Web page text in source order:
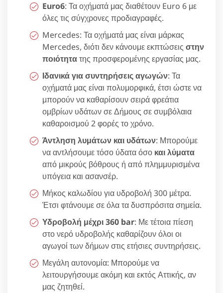
Euro6: Τα οχήματά μας διαθέτουν Euro 6 με
όλες τις σύγχρονες προδιαγραφές.
Mercedes: Τα οχήματά μας είναι μάρκας
Mercedes, διότι δεν κάνουμε εκπτώσεις στην
ποιότητατης προσφερομένης εργασίας μας.
Ιδανικά για συντηρήσεις αγωγών: Τα
οχήματά μας είναι πολυμορφικά, έτσι ώστε να
μπορούν να καθαρίσουν σειρά φρεάτια
ομβρίων υδάτων σε Δήμους σε συμβόλαια
καθαροισμού 2 φορές το χρόνο.
Άντληση λυμάτων και υδάτων: Μπορούμε
να αντλήσουμε τόσο ύδατα όσο και λύματα
από μικρούς βόθρους ή από πλημμυρισμένα
υπόγεια και ασανσέρ.
Μήκος καλωδίου για υδροβολή 300 μέτρα.
Έτσι φτάνουμε σε όλα τα δυσπρόσιτα σημεία.
Υδροβολή μέχρι 360 bar: Με τέτοια πίεση
στο νερό υδροβολής καθαρίζουν όλοι οι
αγωγοί των δήμων στις ετήσιες συντηρήσεις.
Μεγάλη αυτονομία: Μπορούμε να
λειτουργήσουμε ακόμη και εκτός Αττικής, αν
μας ζητηθεί.